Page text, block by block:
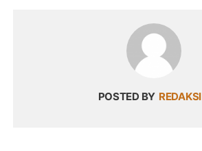
POSTED BY REDAKSI